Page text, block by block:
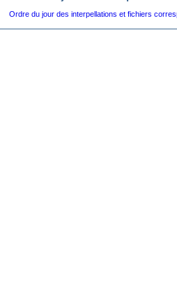
Ordre du jour des interpellations et fichiers